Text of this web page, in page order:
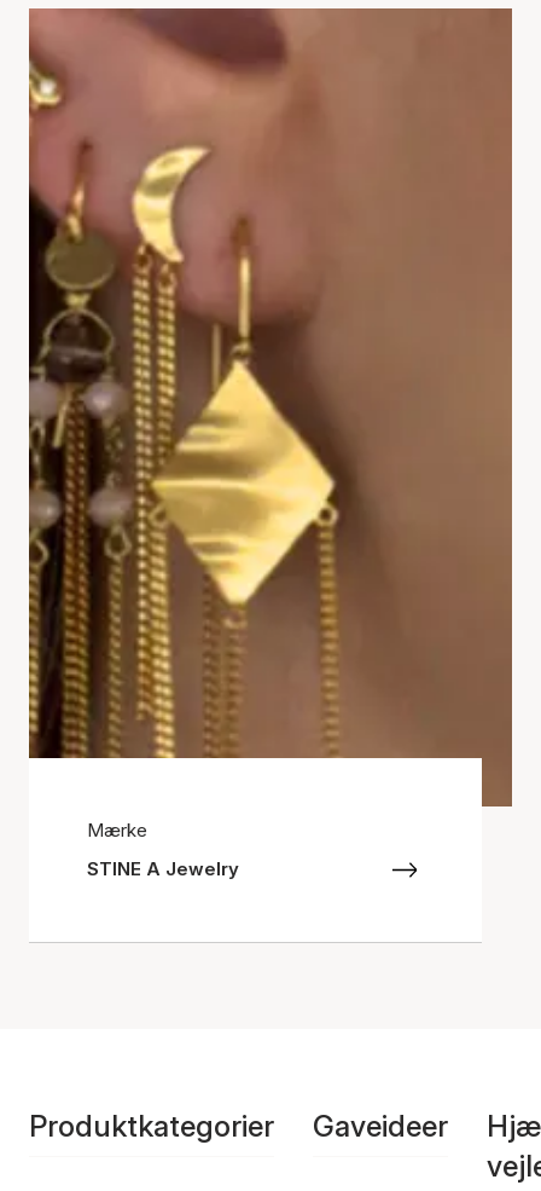
Mærke
STINE A Jewelry
Produktkategorier Gaveideer